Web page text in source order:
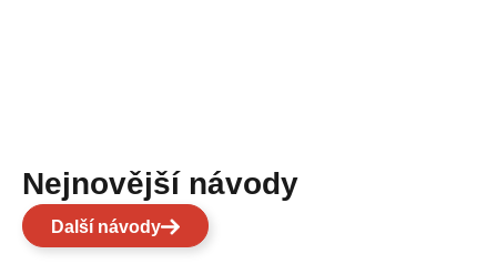
Nejnovější návody
Další návody